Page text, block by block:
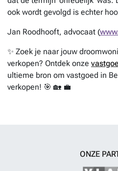
ook wordt gevolgd is echter
Jan Roodhooft, advocaat (
✨ Zoek je naar jouw
verkopen? Ontdek onze
ultieme bron om vastgoed in
verkopen! 🎯 🏡 💼
ONZE